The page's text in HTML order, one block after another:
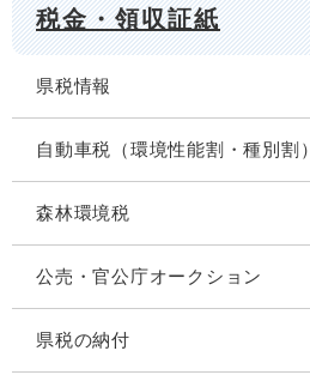
税金・領収証紙
県税情報
自動車税（環境性能割・種別割）
森林環境税
公売・官公庁オークション
県税の納付